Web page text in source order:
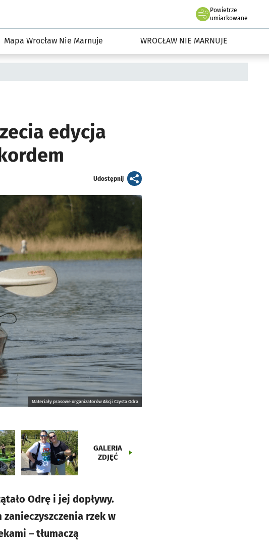
Środowisko we Wrocławiu
Powietrze
we Wrocławiu
umiarkowane
Mapa Wrocław Nie Marnuje WROCŁAW NIE MARNUJE
edycja
Udostępnijartykuł
Materiały prasowe organizatorów Akcji Czysta Odra
GALERIA
ZDJĘĆ
Odrę i jej dopływy.
rzek w
– tłumaczą